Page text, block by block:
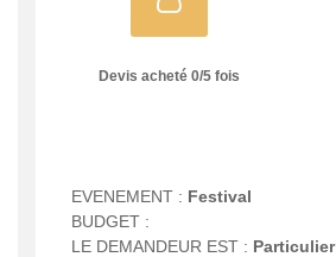
Devis acheté 0/5fois
EVENEMENT : Festival
BUDGET :
LE DEMANDEUR EST : Particulier